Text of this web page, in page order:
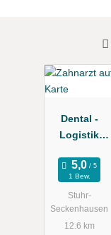
Dental -
Logistik
1 Bew.
Stuhr-
Seckenhausen
12.6 km